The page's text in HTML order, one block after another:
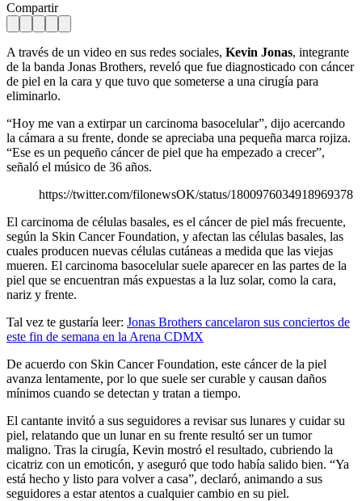
Compartir
A través de un video en sus redes sociales, Kevin Jonas, integrante
de la banda Jonas Brothers, reveló que fue diagnosticado con cáncer
de piel en la cara y que tuvo que someterse a una cirugía para
eliminarlo.
“Hoy me van a extirpar un carcinoma basocelular”, dijo acercando
la cámara a su frente, donde se apreciaba una pequeña marca rojiza.
“Ese es un pequeño cáncer de piel que ha empezado a crecer”,
señaló el músico de 36 años.
https://twitter.com/filonewsOK/status/1800976034918969378
El carcinoma de células basales, es el cáncer de piel más frecuente,
según la Skin Cancer Foundation, y afectan las células basales, las
cuales producen nuevas células cutáneas a medida que las viejas
mueren. El carcinoma basocelular suele aparecer en las partes de la
piel que se encuentran más expuestas a la luz solar, como la cara,
nariz y frente.
Tal vez te gustaría leer: Jonas Brothers cancelaron sus conciertos de
este fin de semana en la Arena CDMX
De acuerdo con Skin Cancer Foundation, este cáncer de la piel
avanza lentamente, por lo que suele ser curable y causan daños
mínimos cuando se detectan y tratan a tiempo.
El cantante invitó a sus seguidores a revisar sus lunares y cuidar su
piel, relatando que un lunar en su frente resultó ser un tumor
maligno. Tras la cirugía, Kevin mostró el resultado, cubriendo la
cicatriz con un emoticón, y aseguró que todo había salido bien. “Ya
está hecho y listo para volver a casa”, declaró, animando a sus
seguidores a estar atentos a cualquier cambio en su piel.